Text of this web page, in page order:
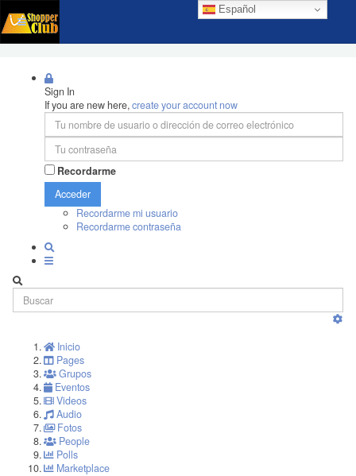
Español
Sign In
If you are new here,create your account now
Recordarme
Acceder
Recordarme mi usuario
Recordarme contraseña
Inicio
Pages
Grupos
Eventos
Videos
Audio
Fotos
People
Polls
Marketplace